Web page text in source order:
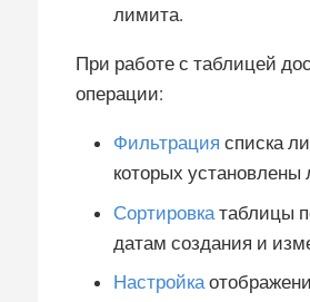
лимита.
При работе с таблицей
операции:
Фильтрация списка
которых
Сортировка таблицы
датам создания и
Настройка